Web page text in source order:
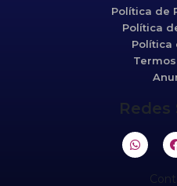
Política de
Política
Política
Redes